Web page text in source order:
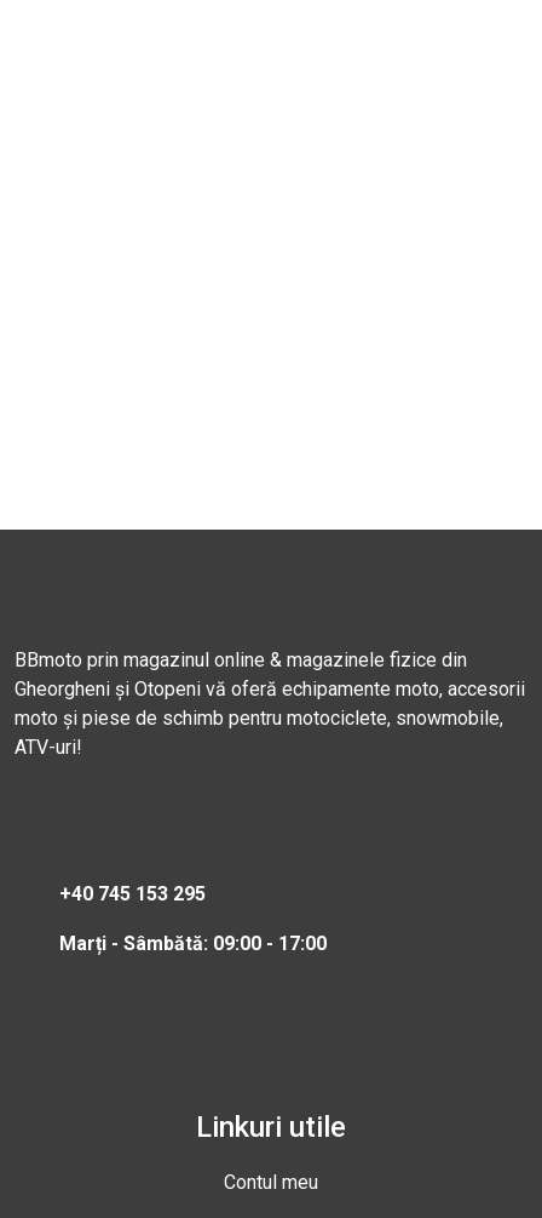
BBmoto prin magazinul online & magazinele fizice din
Gheorgheni și Otopeni vă oferă echipamente moto, accesorii
moto și piese de schimb pentru motociclete, snowmobile,
ATV-uri!
+40 745 153 295
Marți - Sâmbătă: 09:00 - 17:00
Linkuri utile
Contul meu